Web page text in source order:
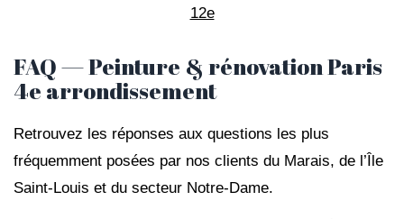
12e
FAQ — Peinture & rénovation Paris
4e arrondissement
Retrouvez les réponses aux questions les plus
fréquemment posées par nos clients du Marais, de l’Île
Saint-Louis et du secteur Notre-Dame.